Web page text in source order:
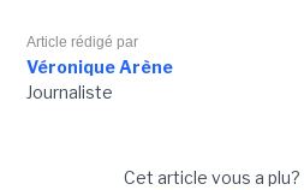
Article rédigé par
Véronique Arène
Journaliste
Cet article vous a plu?